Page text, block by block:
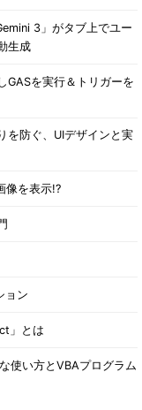
3」がタブ上でユー
生成
GASを実行＆トリガーを
を防ぐ、UIデザインと実
像を表示!?
ョン
」とは
使い方とVBAプログラム